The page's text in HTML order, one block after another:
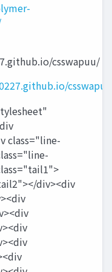
csswapuu/
class="line-
div><div